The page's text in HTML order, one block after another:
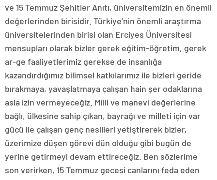
ve 15 Temmuz Şehitler Anıtı, üniversitemizin en önemli
değerlerinden birisidir. Türkiye’nin önemli araştırma
üniversitelerinden birisi olan Erciyes Üniversitesi
mensupları olarak bizler gerek eğitim-öğretim, gerek
ar-ge faaliyetlerimiz gerekse de insanlığa
kazandırdığımız bilimsel katkılarımız ile bizleri geride
bırakmaya, yavaşlatmaya çalışan hain şer odaklarına
asla izin vermeyeceğiz. Milli ve manevi değerlerine
bağlı, ülkesine sahip çıkan, bayrağı ve milleti için var
gücü ile çalışan genç nesilleri yetiştirerek bizler,
üzerimize düşen görevi dün olduğu gibi bugün de
yerine getirmeyi devam ettireceğiz. Ben sözlerime
son verirken, 15 Temmuz gecesi canlarını feda eden